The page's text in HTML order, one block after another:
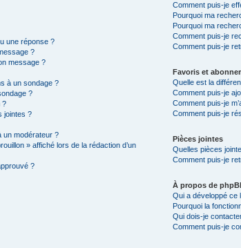
une réponse ?
?
message ?
à un sondage ?
?
?
jointes ?
un modérateur ?
» affiché lors de la rédaction d’un
?
Comment puis-je
Pourquoi ma
Pourquoi ma
Comment puis-je
Comment puis-je
Favoris et
Quelle est la
Comment puis-je
Comment puis-je
Comment puis-je
Pièces jointes
Quelles pièces
Comment puis-je
À propos de
Qui a développé ce
Pourquoi la
Qui dois-je
Comment puis-je